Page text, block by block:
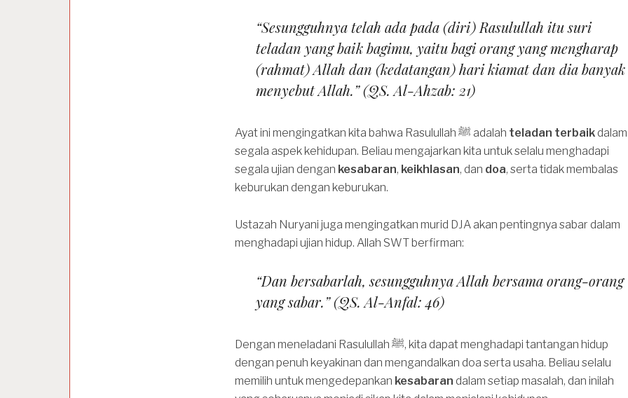
“Sesungguhnya telah ada pada (diri) Rasulullah itu suri
teladan yang baik bagimu, yaitu bagi orang yang mengharap
(rahmat) Allah dan (kedatangan) hari kiamat dan dia banyak
menyebut Allah.” (QS. Al-Ahzab: 21)
Ayat ini mengingatkan kita bahwa Rasulullah ﷺ adalah teladan terbaikdalam
segala aspek kehidupan. Beliau mengajarkan kita untuk selalu menghadapi
segala ujian dengan kesabaran, keikhlasan, dan doa, serta tidak membalas
keburukan dengan keburukan.
Ustazah Nuryani juga mengingatkan murid DJA akan pentingnya sabar dalam
menghadapi ujian hidup. Allah SWT berfirman:
“Dan bersabarlah, sesungguhnya Allah bersama orang-orang
yang sabar.” (QS. Al-Anfal: 46)
Dengan meneladani Rasulullah ﷺ, kita dapat menghadapi tantangan hidup
dengan penuh keyakinan dan mengandalkan doa serta usaha. Beliau selalu
memilih untuk mengedepankan kesabaran dalam setiap masalah, dan inilah